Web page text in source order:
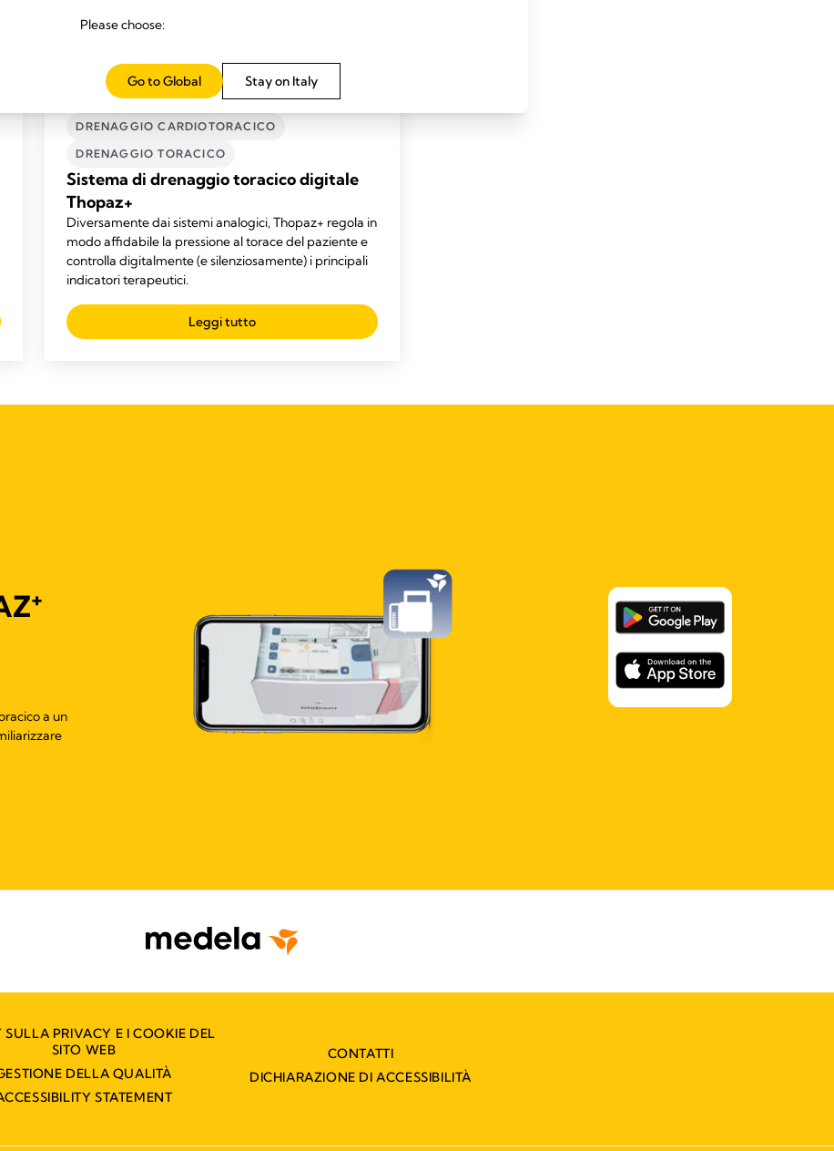
DRENAGGIO CARDIOTORACICO
DRENAGGIO TORACICO
Sistema di drenaggio toracico digitale
Thopaz+
Diversamente dai sistemi analogici, Thopaz+ regola in
modo affidabile la pressione al torace del paziente e
controlla digitalmente (e silenziosamente) i principali
indicatori terapeutici.
Leggi tutto
+
a un
SULLA PRIVACY E I COOKIE DEL
SITO WEB
DELLA QUALITÀ
STATEMENT
CONTATTI
DICHIARAZIONE DI ACCESSIBILITÀ
Please choose:
Stay on Italy
Go to Global